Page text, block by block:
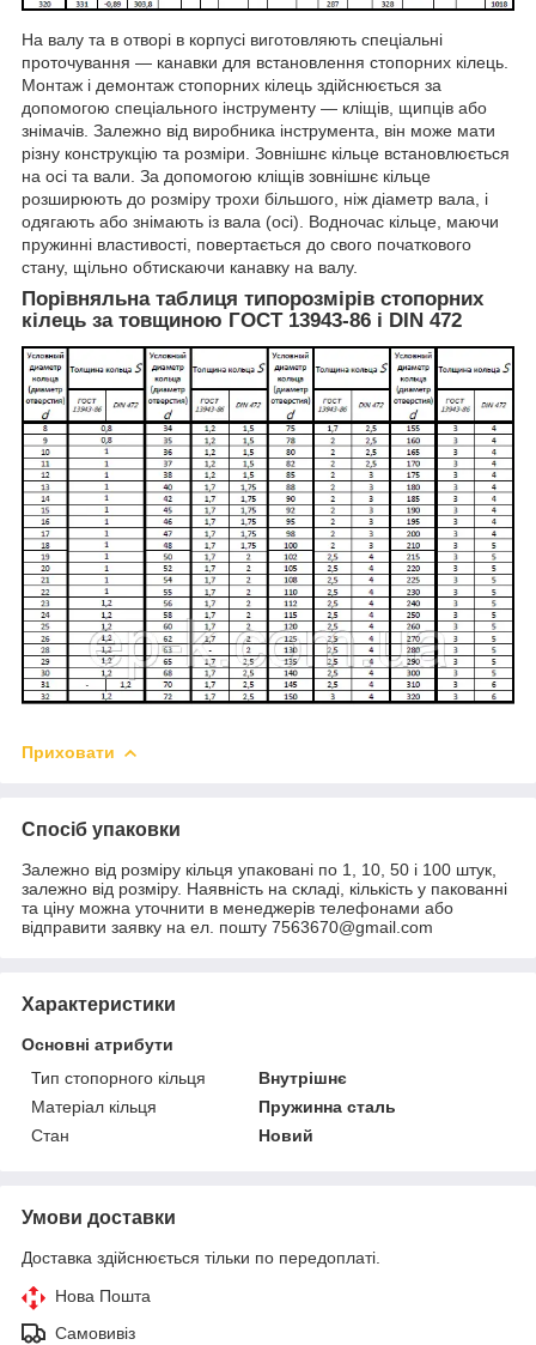
На валу та в отворі в корпусі виготовляють спеціальні
проточування — канавки для встановлення стопорних кілець.
Монтаж і демонтаж стопорних кілець здійснюється за
допомогою спеціального інструменту — кліщів, щипців або
знімачів. Залежно від виробника інструмента, він може мати
різну конструкцію та розміри. Зовнішнє кільце встановлюється
на осі та вали. За допомогою кліщів зовнішнє кільце
розширюють до розміру трохи більшого, ніж діаметр вала, і
одягають або знімають із вала (осі). Водночас кільце, маючи
пружинні властивості, повертається до свого початкового
стану, щільно обтискаючи канавку на валу.
Порівняльна таблиця типорозмірів стопорних
кілець за товщиною ГОСТ 13943-86 і DIN 472
Приховати
Спосіб упаковки
Залежно від розміру кільця упаковані по 1, 10, 50 і 100 штук,
залежно від розміру. Наявність на складі, кількість у пакованні
та ціну можна уточнити в менеджерів телефонами або
відправити заявку на ел. пошту 7563670@gmail.com
Характеристики
Основні атрибути
Тип стопорного кільця
Внутрішнє
Матеріал кільця
Пружинна сталь
Стан
Новий
Умови доставки
Доставка здійснюється тільки по передоплаті.
Нова Пошта
Самовивіз